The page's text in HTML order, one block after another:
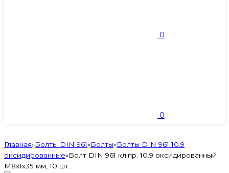
0
0
Главная»Болты DIN 961»Болты»Болты DIN 961 10.9
оксидированные»Болт DIN 961 кл.пр. 10.9 оксидированный
М8х1х35 мм, 10 шт.